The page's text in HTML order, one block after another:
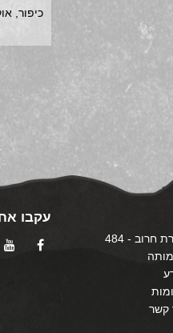
כיפור,
חרוב - 484
קשר
עקבו